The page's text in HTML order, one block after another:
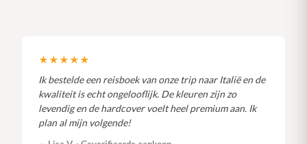
★★★★★
Ik bestelde een reisboek van onze trip naar Italië en de
kwaliteit is echt ongelooflijk. De kleuren zijn zo
levendig en de hardcover voelt heel premium aan. Ik
plan al mijn volgende!